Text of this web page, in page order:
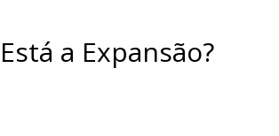
a Expansão?